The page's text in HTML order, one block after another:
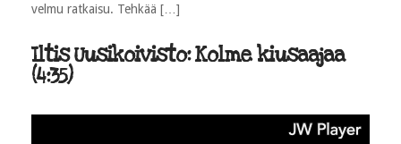
velmu ratkaisu. Tehkää […]
Iltis Uusikoivisto: Kolme kiusaajaa
(4:35)